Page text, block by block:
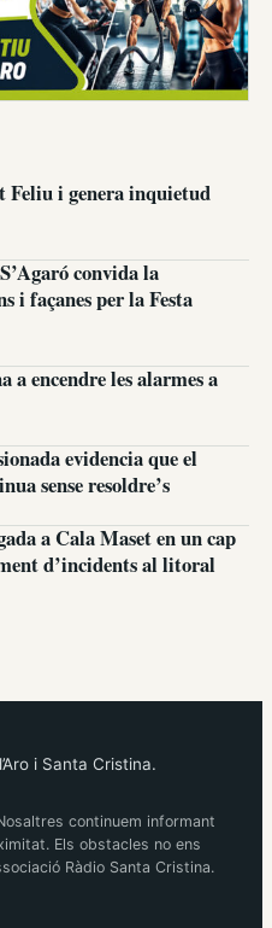
Feliu i genera inquietud
convida la
i façanes per la Festa
a encendre les alarmes a
evidencia que el
sense resoldre’s
a Cala Maset en un cap
d’incidents al litoral
i Santa Cristina.
continuem informant
Els obstacles no ens
Ràdio Santa Cristina.